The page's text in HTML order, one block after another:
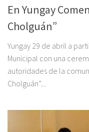
En Yungay
Cholguán”
Yungay 29 de abril a
Municipal con una
autoridades de la
Cholguán”....